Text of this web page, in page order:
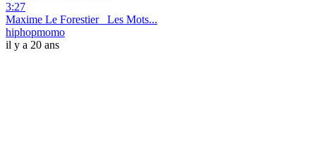
3:27
Maxime Le Forestier_ Les Mots...
hiphopmomo
il y a 20 ans